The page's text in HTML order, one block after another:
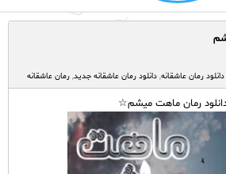
دانلود رمان عاشقانه, دانلود رمان عاشقانه جدید, رمان عاشقانه
رمان ماهت میشم☆